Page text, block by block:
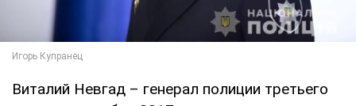
Виталий Невгад – генерал полиции третьего